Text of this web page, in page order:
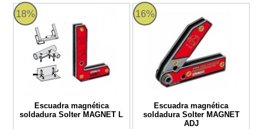
18%
Escuadra magnética
soldadura Solter MAGNET L
Escuadra magnética soldadura Solter MAGNET L
16%
Escuadra magnética
soldadura Solter MAGNET
ADJ
Escuadra magnética soldadura